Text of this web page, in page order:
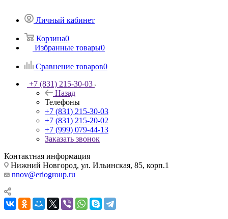
Личный кабинет
Корзина0
Избранные товары0
Сравнение товаров0
+7 (831) 215-30-03
Назад
Телефоны
+7 (831) 215-30-03
+7 (831) 215-20-02
+7 (999) 079-44-13
Заказать звонок
Контактная информация
Нижний Новгород, ул. Ильинская, 85, корп.1
nnov@eriogroup.ru